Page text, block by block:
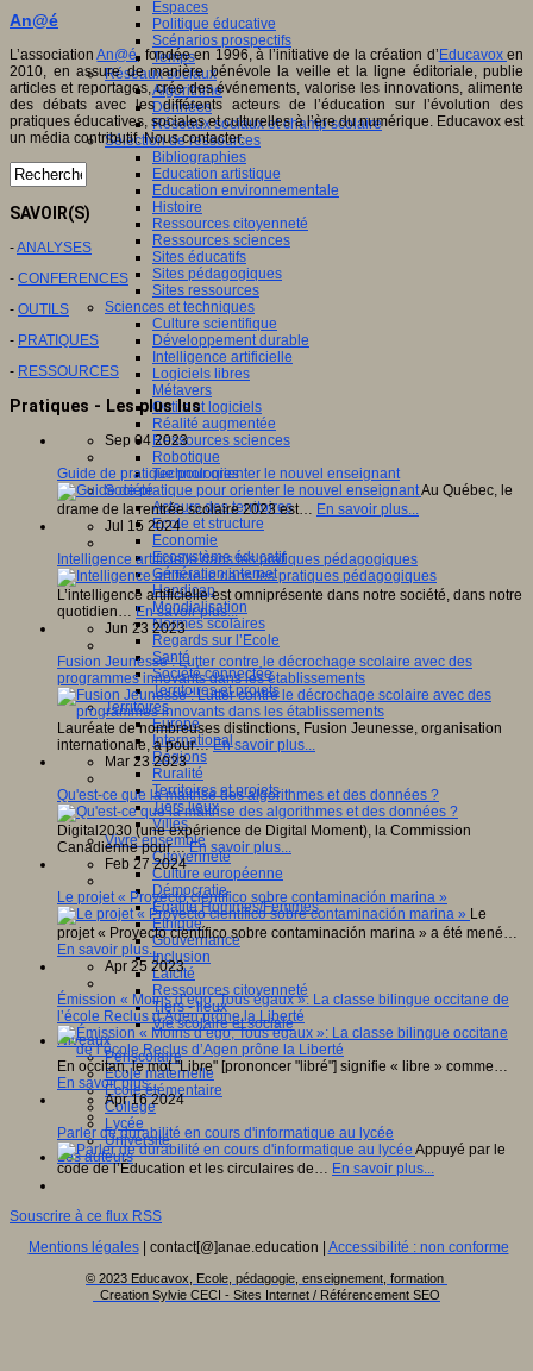
Espaces
Politique éducative
Scénarios prospectifs
Temps
Réseaux sociaux
Algorithme
Données
Réseaux sociaux et champ scolaire
Sélection de ressources
Bibliographies
Education artistique
Education environnementale
Histoire
Ressources citoyenneté
Ressources sciences
Sites éducatifs
Sites pédagogiques
Sites ressources
Sciences et techniques
Culture scientifique
Développement durable
Intelligence artificielle
Logiciels libres
Métavers
Outils et logiciels
Réalité augmentée
Ressources sciences
Robotique
Technologies
Société
Acteurs des territoires
Ecole et structure
Economie
Ecosystème éducatif
Génération internet
Handicap
Mondialisation
Normes scolaires
Regards sur l’Ecole
Santé
Société connectée
Territoires et projets
Territoires
Europe
International
Régions
Ruralité
Territoires et projets
Tiers lieux
Villes
Vivre ensemble
Citoyenneté
Culture européenne
Démocratie
Egalité Hommes/Femmes
Ethique
Gouvernance
Inclusion
Laïcité
Ressources citoyenneté
Tiers - lieux
Vie scolaire et sociale
Niveaux
Périscolaire
Ecole maternelle
Ecole élémentaire
Collège
Lycée
Université
Les auteurs
An@é
L’associationAn@é, fondée en 1996, à l’initiative de la création d’ Educavoxen
2010, en assure de manière bénévole la veille et la ligne éditoriale, publie
articles et reportages, crée des événements, valorise les innovations, alimente
des débats avec les différents acteurs de l’éducation sur l’évolution des
pratiques éducatives, sociales et culturelles à l’ère du numérique. Educavox est
un média contributif. Nous contacter.
SAVOIR(S)
-ANALYSES
- CONFERENCES
- OUTILS
- PRATIQUES
- RESSOURCES
Pratiques - Les plus lus
Sep 04 2023
Guide de pratique pour orienter le nouvel enseignant
Au Québec, le
drame de la rentrée scolaire 2023 est… En savoir plus...
Jul 15 2024
Intelligence artificielle dans les pratiques pédagogiques
L’intelligence artificielle est omniprésente dans notre société, dans notre
quotidien… En savoir plus...
Jun 23 2023
Fusion Jeunesse : Lutter contre le décrochage scolaire avec des
programmes innovants dans les établissements
Lauréate de nombreuses distinctions, Fusion Jeunesse, organisation
internationale, a pour…En savoir plus...
Mar 23 2023
Qu'est-ce que la maitrise des algorithmes et des données ?
Digital2030 (une expérience de Digital Moment), la Commission
Canadienne pour…En savoir plus...
Feb 27 2024
Le projet « Proyecto científico sobre contaminación marina »
Le
projet « Proyecto científico sobre contaminación marina » a été mené…
En savoir plus...
Apr 25 2023
Émission « Moins d’ego, Tous égaux »: La classe bilingue occitane de
l’école Reclus d’Agen prône la Liberté
En occitan, le mot "Libre" [prononcer "libré"] signifie « libre » comme…
En savoir plus...
Apr 16 2024
Parler de durabilité en cours d'informatique au lycée
Appuyé par le
code de l’Éducation et les circulaires de… En savoir plus...
Souscrire à ce flux RSS
Mentions légales| contact[@]anae.education | Accessibilité : non conforme
© 2023 Educavox, Ecole, pédagogie, enseignement, formation
Creation Sylvie CECI - Sites Internet / Référencement SEO